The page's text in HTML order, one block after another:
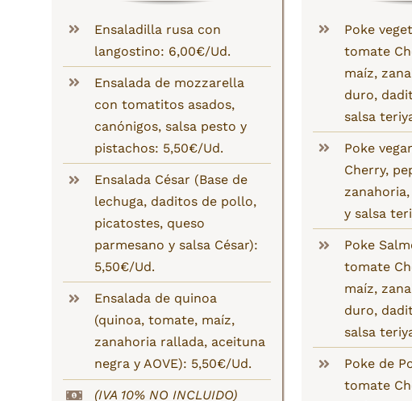
Ensaladilla rusa con
langostino: 6,00€/Ud.
Ensalada de mozzarella
con tomatitos asados,
canónigos, salsa pesto y
pistachos: 5,50€/Ud.
Ensalada César (Base de
lechuga, daditos de pollo,
picatostes, queso
parmesano y salsa César):
5,50€/Ud.
Ensalada de quinoa
(quinoa, tomate, maíz,
zanahoria rallada, aceituna
negra y AOVE): 5,50€/Ud.
(IVA 10% NO INCLUIDO)
Poke
tomate
maíz,
duro,
salsa
Poke
Cherry,
y salsa
Poke
tomate
maíz,
duro,
salsa
Poke de
tomate